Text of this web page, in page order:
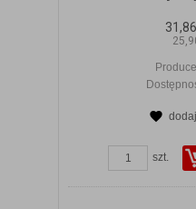
szt.